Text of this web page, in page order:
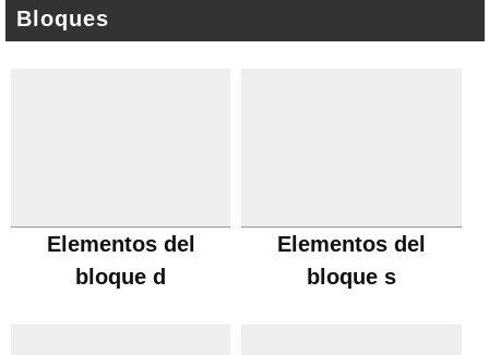
Bloques
Elementos del
bloque d
Elementos del
bloque s